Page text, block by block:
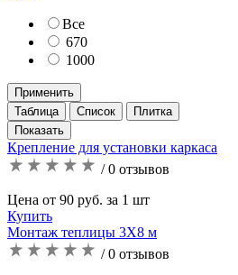
Все
670
1000
Применить
Таблица
Список Плитка
Крепление для установки каркаса
/ 0 отзывов
Цена от 90 руб. за 1 шт
Купить
Монтаж теплицы 3Х8 м
/ 0 отзывов